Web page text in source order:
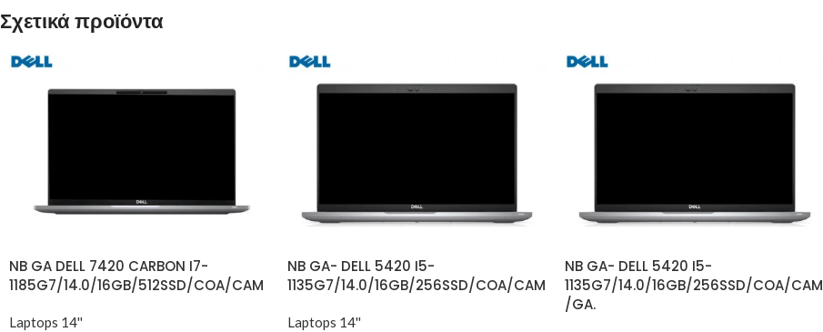
Σχετικά προϊόντα
NB GA DELL 7420 CARBON I7-
1185G7/14.0/16GB/512SSD/COA/CAM
Laptops 14''
NB GA- DELL 5420 I5-
1135G7/14.0/16GB/256SSD/COA/CAM
Laptops 14''
NB GA- DELL 5420 I5-
1135G7/14.0/16GB/256SSD/COA/CAM
/GA.